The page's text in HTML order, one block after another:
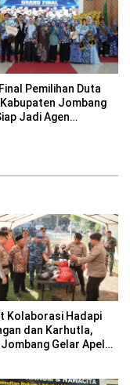
Pemilihan Duta
Kabupaten Jombang
Jadi Agen
Kolaborasi Hadapi
dan Karhutla,
Gelar Apel